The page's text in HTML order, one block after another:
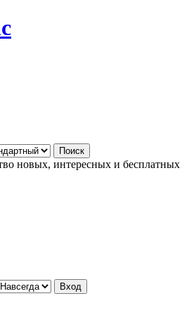
новых, интересных и бесплатных